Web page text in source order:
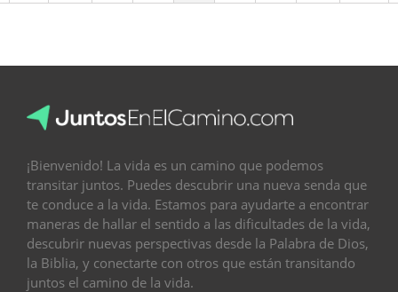
¡Bienvenido! La vida es un camino que podemos
transitar juntos. Puedes descubrir una nueva senda que
te conduce a la vida. Estamos para ayudarte a encontrar
maneras de hallar el sentido a las dificultades de la vida,
descubrir nuevas perspectivas desde la Palabra de Dios,
la Biblia, y conectarte con otros que están transitando
juntos el camino de la vida.